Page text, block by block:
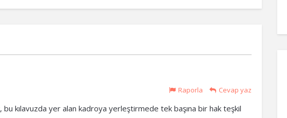
Raporla Cevap yaz
bu kılavuzda yer alan kadroya yerleştirmede tek başına bir hak teşkil